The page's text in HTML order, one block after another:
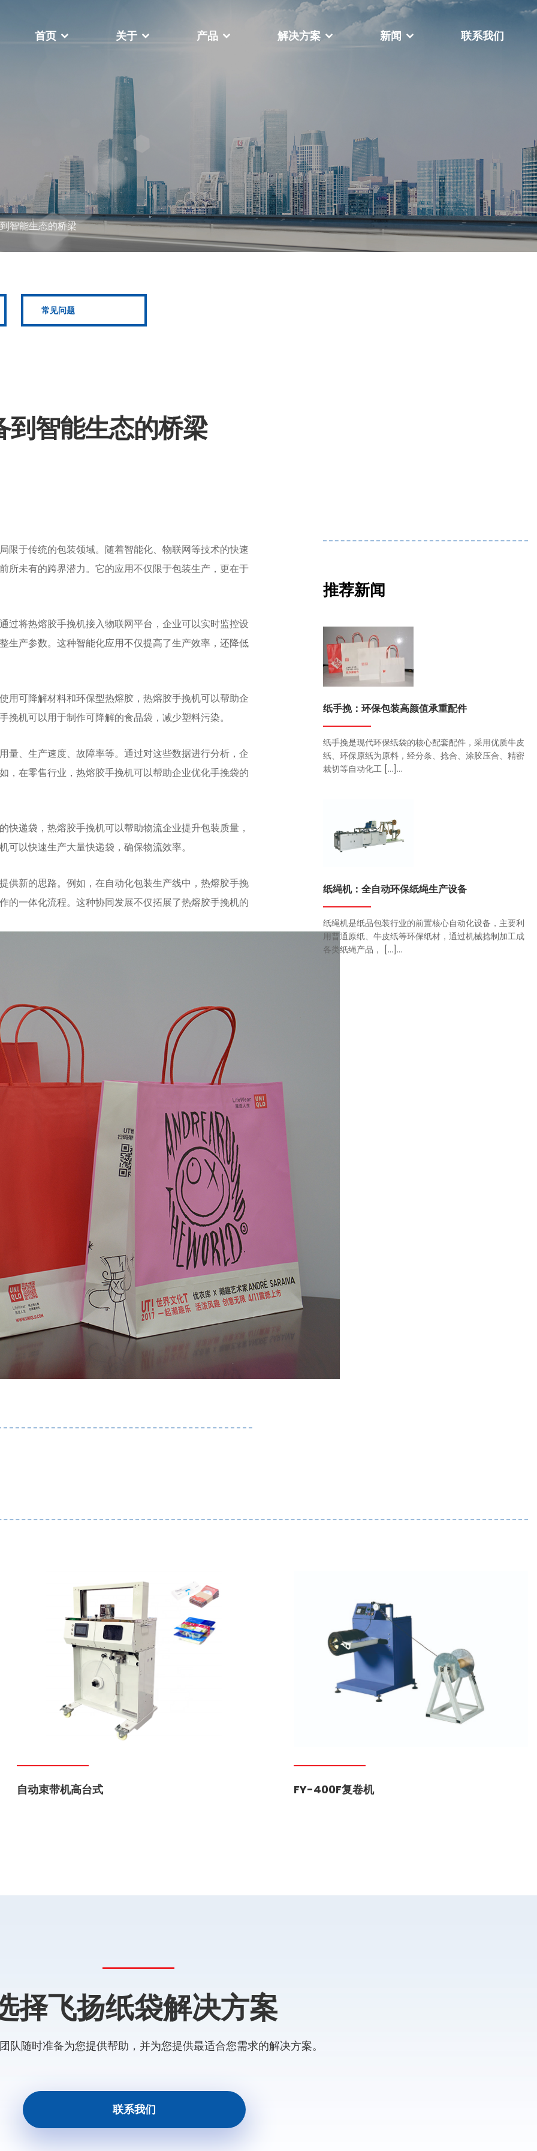
首页 关于
我们一直致力于帮助客户在瞬息
界中提高竞争力、成本效益和生
视频中心
公司相册
荣誉资质
产品
台式 FY-400F复卷机 FY-888全自动扁绳手挽机
解决方案 新闻 联系我们
智能生态的桥梁
常见问题
智能生态的桥梁
限于传统的包装领域。随着智能化、物联网等技术的快速
所未有的跨界潜力。它的应用不仅限于包装生产，更在于
过将热熔胶手挽机接入物联网平台，企业可以实时监控设
生产参数。这种智能化应用不仅提高了生产效率，还降低
用可降解材料和环保型热熔胶，热熔胶手挽机可以帮助企
机可以用于制作可降解的食品袋，减少塑料污染。
量、生产速度、故障率等。通过对这些数据进行分析，企
，在零售行业，热熔胶手挽机可以帮助企业优化手挽袋的
递袋，热熔胶手挽机可以帮助物流企业提升包装质量，
以快速生产大量快递袋，确保物流效率。
供新的思路。例如，在自动化包装生产线中，热熔胶手挽
的一体化流程。这种协同发展不仅拓展了热熔胶手挽机的
推荐新闻
纸手挽：环保包装高颜值承重配件
纸手挽是现代环保纸袋的核心配套配件，采用优质牛皮
纸、环保原纸为原料，经分条、捻合、涂胶压合、精密
裁切等自动化工 […]...
纸绳机：全自动环保纸绳生产设备
纸绳机是纸品包装行业的前置核心自动化设备，主要利
用普通原纸、牛皮纸等环保纸材，通过机械捻制加工成
各类纸绳产品， […]...
自动束带机高台式 FY-400F复卷机
择飞扬纸袋解决方案
队随时准备为您提供帮助，并为您提供最适合您需求的解决方案。
联系我们